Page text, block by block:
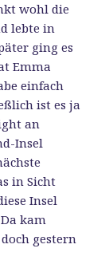
wohl die
lebte in
ging es
Emma
einfach
ist es ja
an
Insel
in Sicht
Insel
kam
gestern